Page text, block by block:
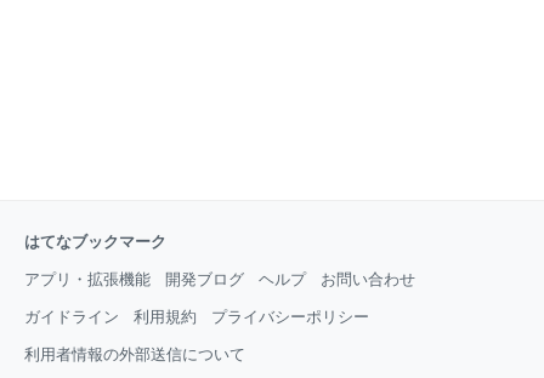
はてなブックマーク
アプリ・拡張機能 開発ブログ ヘルプ お問い合わせ
ガイドライン 利用規約 プライバシーポリシー
利用者情報の外部送信について